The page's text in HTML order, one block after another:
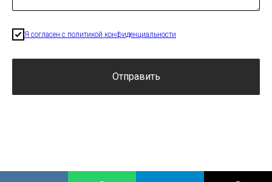
Я согласен с политикой конфиденциальности
Отправить